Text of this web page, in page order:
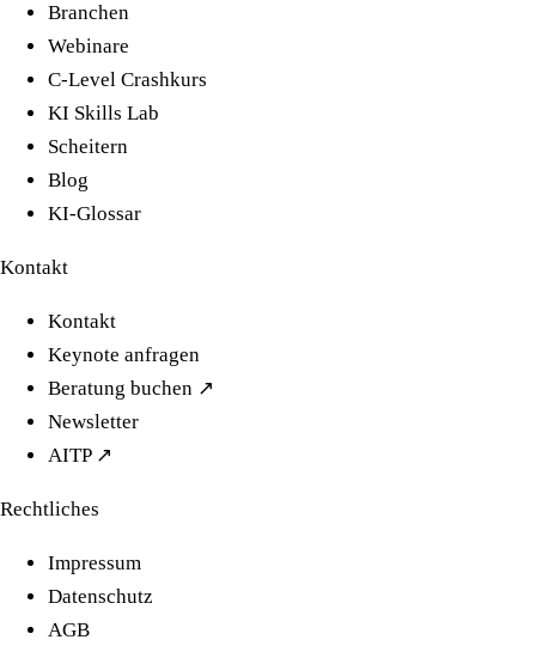
Branchen
Webinare
C-Level Crashkurs
KI Skills Lab
Scheitern
Blog
KI-Glossar
Kontakt
Kontakt
Keynote anfragen
Beratung buchen ↗
Newsletter
AITP ↗
Rechtliches
Impressum
Datenschutz
AGB